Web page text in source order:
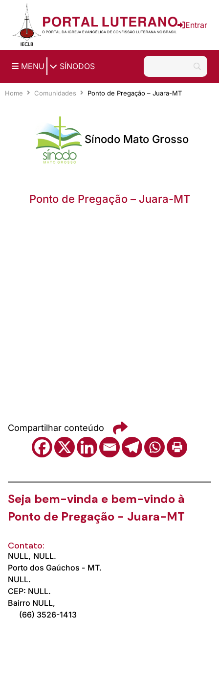
Ir para o conteúdo principal
Entrar
MENU SÍNODOS
Home Comunidades Ponto de Pregação – Juara-MT
Sínodo Mato Grosso
Ponto de Pregação – Juara-MT
Compartilhar conteúdo
Seja bem-vinda e bem-vindo à
Ponto de Pregação - Juara-MT
Contato:
NULL, NULL.
Porto dos Gaúchos - MT.
NULL.
CEP: NULL.
Bairro NULL,
(66) 3526-1413